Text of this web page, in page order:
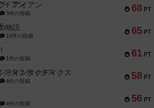
68 PT
・アイアン
3件の投稿
65 PT
物語
18件の投稿
61 PT
1件の投稿
58 PT
ラインタクティクス
4件の投稿
56 PT
4件の投稿